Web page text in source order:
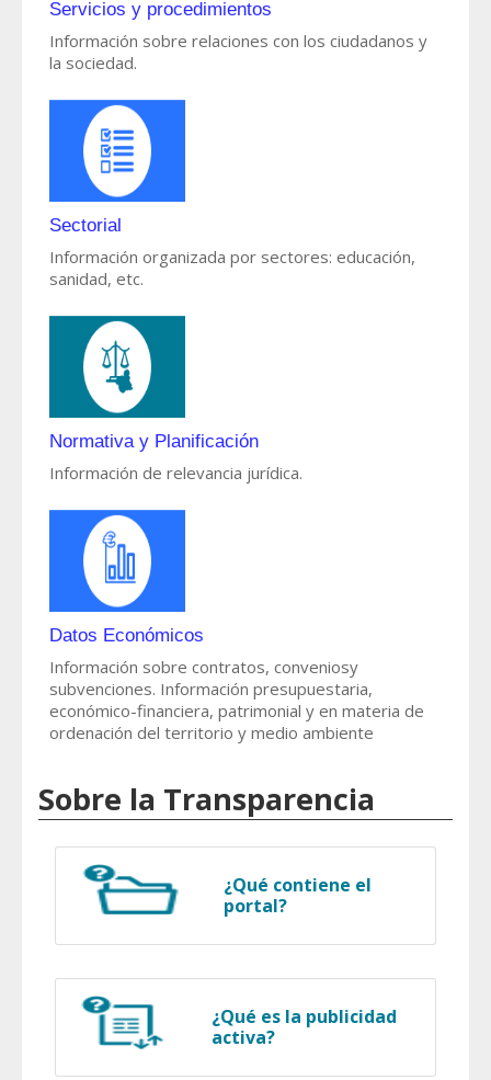
Servicios y procedimientos
Información sobre relaciones con los ciudadanos y
la sociedad.
Sectorial
Información organizada por sectores: educación,
sanidad, etc.
Normativa y Planificación
Información de relevancia jurídica.
Datos Económicos
Información sobre contratos, conveniosy
subvenciones. Información presupuestaria,
económico-financiera, patrimonial y en materia de
ordenación del territorio y medio ambiente
Sobre la Transparencia
¿Qué contiene el
portal?
¿Qué es la publicidad
activa?